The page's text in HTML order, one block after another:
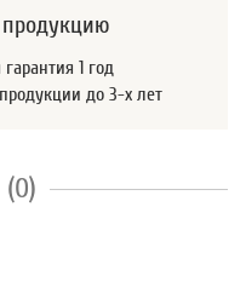
продукцию
1 год
до 3-х лет